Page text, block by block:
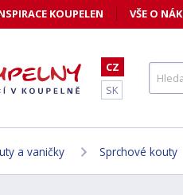
KOUPELEN VŠE O
CZ
SK
a vaničky Sprchové kouty